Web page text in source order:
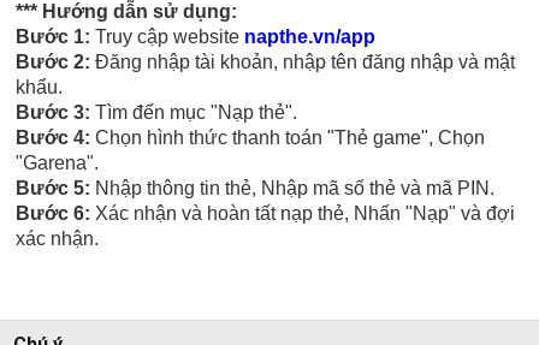
*** Hướng dẫn sử dụng:
Bước 1: Truy cập website napthe.vn/app
Bước 2: Đăng nhập tài khoản, nhập tên đăng nhập và mật
khẩu.
Bước 3: Tìm đến mục "Nạp thẻ".
Bước 4: Chọn hình thức thanh toán "Thẻ game", Chọn
"Garena".
Bước 5: Nhập thông tin thẻ, Nhập mã số thẻ và mã PIN.
Bước 6: Xác nhận và hoàn tất nạp thẻ, Nhấn "Nạp" và đợi
xác nhận.